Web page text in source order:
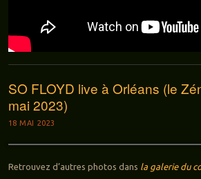
SO FLOYD live à Orléans (le
mai 2023)
18 MAI 2023
Retrouvez d’autres photos dans la galerie du